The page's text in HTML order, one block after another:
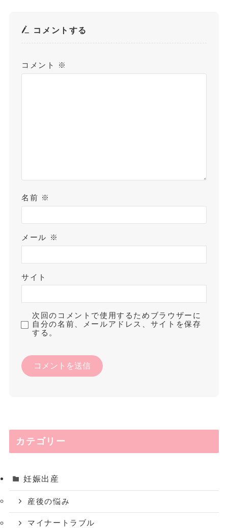
コメントする
コメント ※
名前 ※
メール ※
サイト
次回のコメントで使用するためブラウザーに
自分の名前、メールアドレス、サイトを保存
する。
カテゴリー
妊娠出産
産後の悩み
マイナートラブル